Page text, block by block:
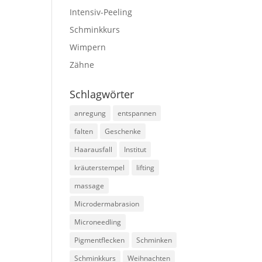
Intensiv-Peeling
Schminkkurs
Wimpern
Zähne
Schlagwörter
anregung
entspannen
falten
Geschenke
Haarausfall
Institut
kräuterstempel
lifting
massage
Microdermabrasion
Microneedling
Pigmentflecken
Schminken
Schminkkurs
Weihnachten